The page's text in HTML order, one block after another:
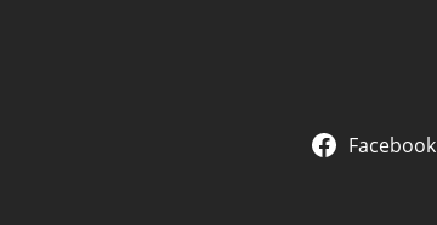
Facebook